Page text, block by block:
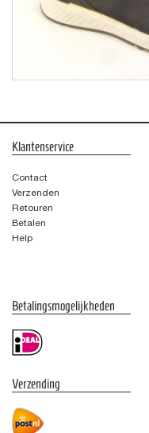
Klantenservice
Contact
Verzenden
Retouren
Betalen
Help
Betalingsmogelijkheden
Verzending